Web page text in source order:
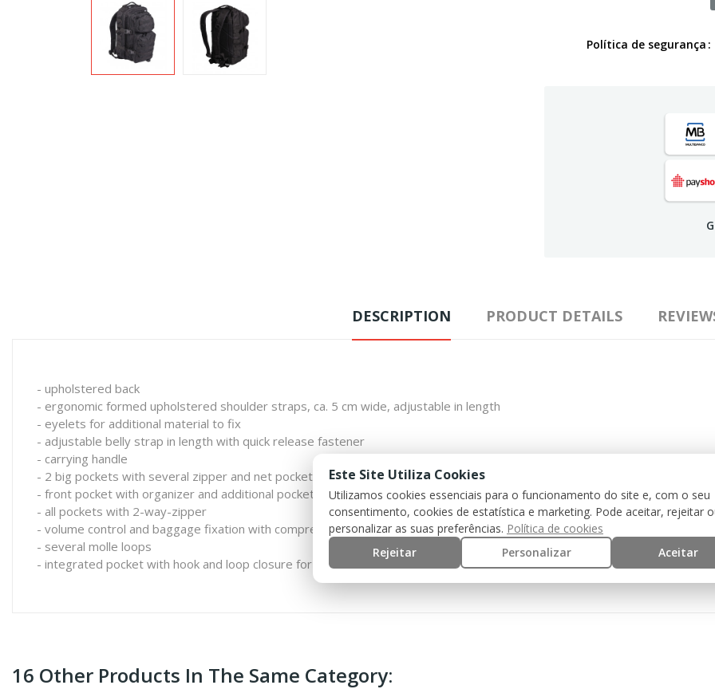
Política de segurança
DESCRIPTION PRODUCT DETAILS
- upholstered back
- ergonomic formed upholstered shoulder straps, ca. 5 cm wide, adjustable in length
- eyelets for additional material to fix
- adjustable belly strap in length with quick release fastener
- carrying handle
- 2 big pockets with several zipper and net pockets
- front pocket with organizer and additional pocket with zipper
- all pockets with 2-way-zipper
- volume control and baggage fixation with compression straps on the side
- several molle loops
- integrated pocket with hook and loop closure for hydropack
16 Other Products In The Same Category:
Este Site Utiliza Cookies
Utilizamos cookies essenciais para o funcionamento do site e, com o seu
consentimento, cookies de estatística e marketing. Pode aceitar, rejeitar
personalizar as suas preferências. Política de cookies
Rejeitar
Personalizar Aceitar